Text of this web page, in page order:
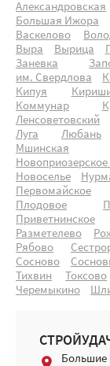
Александровская
Большая Ижора
Васкелово
Выра
Вырица
Заневка
им. Свердлова
Кипуя
Коммунар
Ленсоветовский
Луга
Любань
Мшинская
Новоселье
Первомайское
Плодовое
Приветнинское
Разметелево
Рябово
Сосново
Тихвин
Токсово
Черемыкино
Большие